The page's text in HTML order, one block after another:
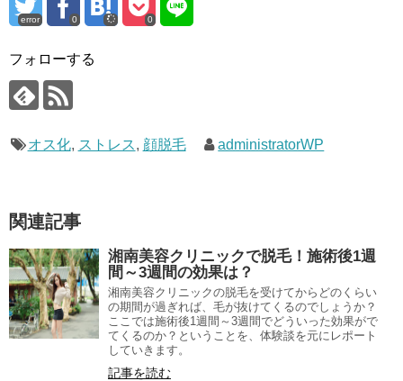
error 0 0
フォローする
オス化, ストレス, 顔脱毛 administratorWP
関連記事
湘南美容クリニックで脱毛！施術後1週
間～3週間の効果は？
湘南美容クリニックの脱毛を受けてからどのくらい
の期間が過ぎれば、毛が抜けてくるのでしょうか？
ここでは施術後1週間～3週間でどういった効果がで
てくるのか？ということを、体験談を元にレポート
していきます。
記事を読む